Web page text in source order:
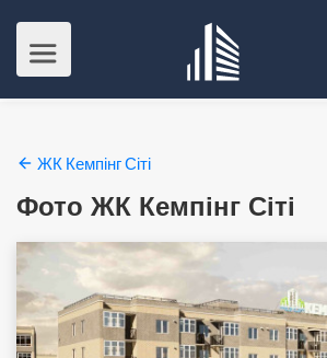
ЖК Кемпінг Сіті
Фото ЖК Кемпінг Сіті